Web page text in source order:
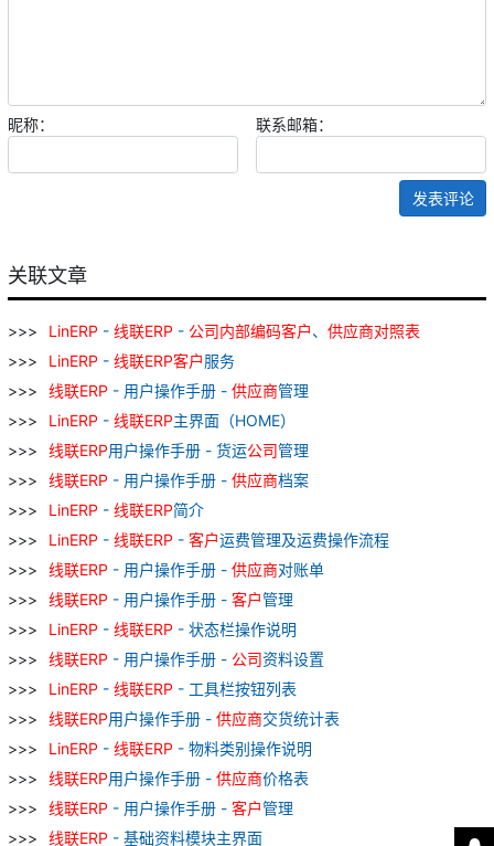
昵称： 联系邮箱：
发表评论
关联文章
LinERP - 线联ERP - 公司内部编码客户、 供应商对照表
LinERP - 线联ERP客户服务
线联ERP - 用户操作手册 - 供应商管理
LinERP - 线联ERP主界面（HOME）
线联ERP用户操作手册 - 货运公司管理
线联ERP - 用户操作手册 - 供应商档案
LinERP - 线联ERP简介
LinERP - 线联ERP - 客户运费管理及运费操作流程
线联ERP - 用户操作手册 - 供应商对账单
线联ERP - 用户操作手册 - 客户管理
LinERP - 线联ERP - 状态栏操作说明
线联ERP - 用户操作手册 - 公司资料设置
LinERP - 线联ERP - 工具栏按钮列表
线联ERP用户操作手册 - 供应商交货统计表
LinERP - 线联ERP - 物料类别操作说明
线联ERP用户操作手册 - 供应商价格表
线联ERP - 用户操作手册 - 客户管理
线联ERP - 基础资料模块主界面